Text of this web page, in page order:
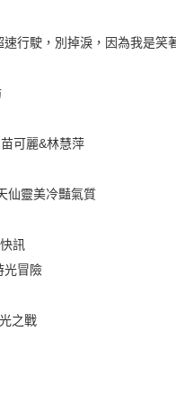
速行駛，別掉淚，因為我是笑
可麗&林慧萍
仙靈美冷豔氣質
訊
光冒險
之戰